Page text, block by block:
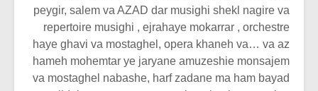
peygir, salem va AZAD dar musighi shekl nagire va
repertoire musighi , ejrahaye mokarrar , orchestre
haye ghavi va mostaghel, opera khaneh va… va az
hameh mohemtar ye jaryane amuzeshie monsajem
va mostaghel nabashe, harf zadane ma ham bayad